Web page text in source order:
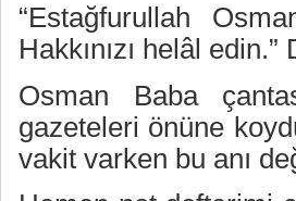
“Estağfurullah
Hakkınızı helâl
Osman Baba
gazeteleri önüne
vakit varken bu anı